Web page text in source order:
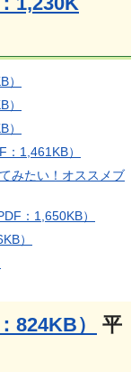
1,461KB）
みたい！オススメブ
：1,650KB）
）
824KB）
平